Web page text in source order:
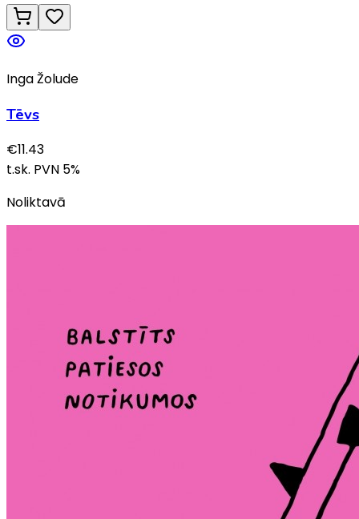
Inga Žolude
Tēvs
€11.43
t.sk. PVN 5%
Noliktavā